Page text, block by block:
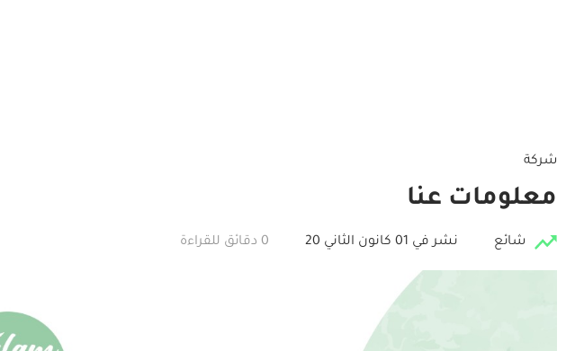
شركة
معلومات عنا
شائع نشر في 01 كانون الثاني 20 0 دقائق للقراءة